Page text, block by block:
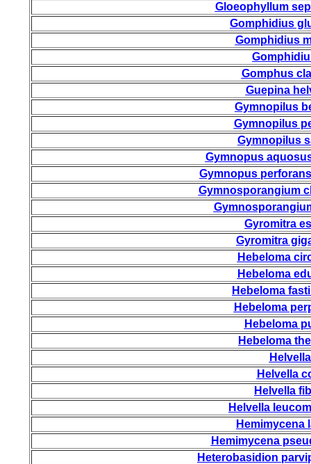
Gloeophyllum
Gomphidius
Gomphidius
Gomphus
Guepina
Gymnopilus
Gymnopilus
Gymnopilus
Gymnopus
Gymnopus perforans
Gymnosporangium
Gyromitra
Gyromitra
Hebeloma
Hebeloma
Hebeloma
Hebeloma
Hebeloma
Hebeloma
Helvella
Helvella
Helvella
Hemimycena
Hemimycena
Heterobasidion